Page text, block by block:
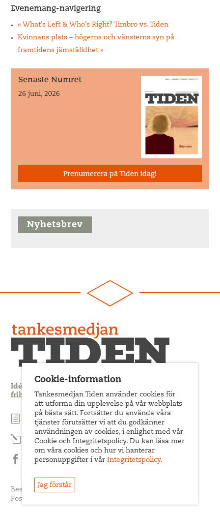
Evenemang-navigering
« What’s Left & Who’s Right? Timbro vs. Tiden
Kvinnans plats – högerns och vänsterns syn på
framtidens jämställdhet »
Senaste Numret
26 juni, 2026
Prenumerera på Tiden idag!
Nyhetsbrev
Idédebatt och analys som förnyar arbetarrörelsens
frihets- och jämlikhetssträvan
Prenumerera på nyhetsbrev
Prenumerera på Tiden Magasin
Följ oss på Facebook
Besöksadress: Sveavägen 68
Postadress: c/o ABF Box 522, 101 30 Stockholm
Cookie-information
Tankesmedjan Tiden använder cookies för
att utforma din upplevelse på vår webbplats
på bästa sätt. Fortsätter du använda våra
tjänster förutsätter vi att du godkänner
användningen av cookies, i enlighet med vår
Cookie och Integritetspolicy. Du kan läsa mer
om våra cookies och hur vi hanterar
personuppgifter i vår Integritetspolicy.
Jag förstår